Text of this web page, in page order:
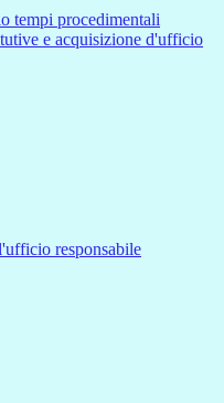
tempi procedimentali
e acquisizione d'ufficio
responsabile